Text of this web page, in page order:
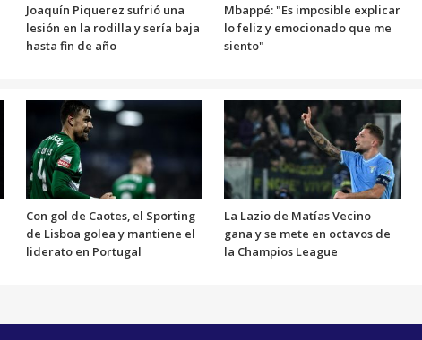
Joaquín Piquerez sufrió una
lesión en la rodilla y sería baja
hasta fin de año
Mbappé: "Es imposible explicar
lo feliz y emocionado que me
siento"
Con gol de Caotes, el Sporting
de Lisboa golea y mantiene el
liderato en Portugal
La Lazio de Matías Vecino
gana y se mete en octavos de
la Champios League